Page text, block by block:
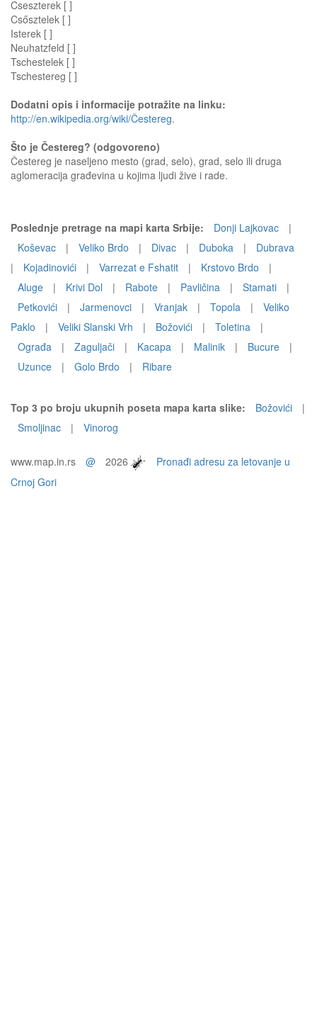
Cseszterek [ ]
Csősztelek [ ]
Isterek [ ]
Neuhatzfeld [ ]
Tschestelek [ ]
Tschestereg [ ]
Dodatni opis i informacije potražite na linku:
http://en.wikipedia.org/wiki/Čestereg.
Što je Čestereg? (odgovoreno)
Čestereg je naseljeno mesto (grad, selo), grad, selo ili druga
aglomeracija građevina u kojima ljudi žive i rade.
Poslednje pretrage na mapi karta Srbije: Donji Lajkovac
|
Koševac
| Veliko Brdo | Divac | Duboka |
Dubrava
|
Kojadinovići | Varrezat e Fshatit | Krstovo Brdo
|
Aluge
| Krivi Dol | Rabote | Pavličina | Stamati
|
Petkovići
| Jarmenovci | Vranjak | Topola |
Veliko
Paklo
| Veliki Slanski Vrh | Božovići | Toletina
|
Ograđa
| Zaguljači | Kacapa | Malinik | Bucure
|
Uzunce
| Golo Brdo | Ribare
Top 3 po broju ukupnih poseta mapa karta slike: Božovići
|
Smoljinac
| Vinorog
www.map.in.rs @ 2026
Pronađi adresu za letovanje u
Crnoj Gori